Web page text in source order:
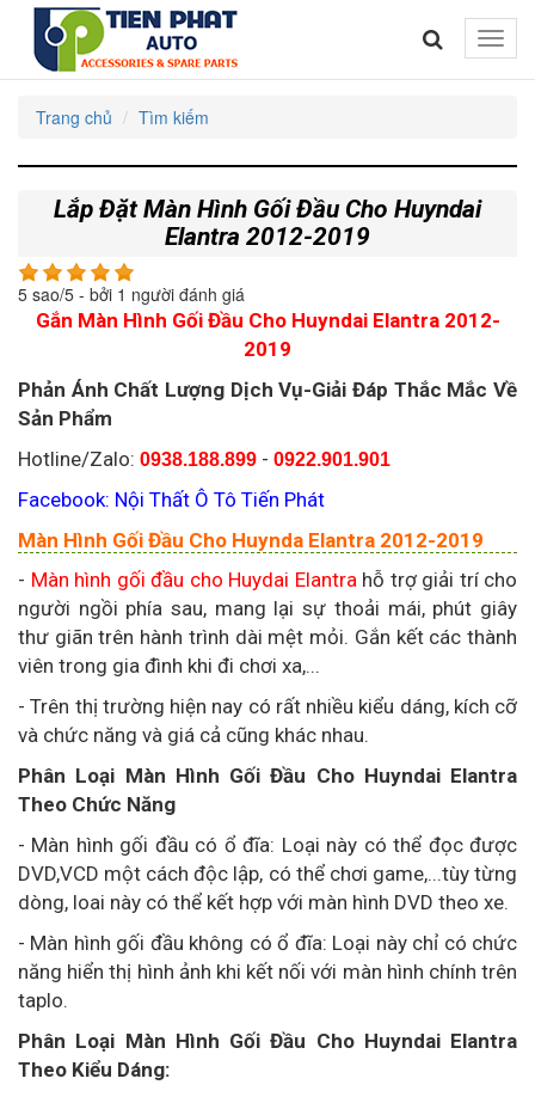
Toggle
Trang chủ Tìm kiếm
Lắp Đặt Màn Hình Gối Đầu Cho Huyndai
Elantra 2012-2019
5 sao/5 - bởi 1 người đánh giá
Gắn Màn Hình Gối Đầu Cho Huyndai Elantra 2012-
2019
Phản Ánh Chất Lượng Dịch Vụ-Giải Đáp Thắc Mắc Về
Sản Phẩm
Hotline/Zalo: 0938.188.899 - 0922.901.901
Facebook: Nội Thất Ô Tô Tiến Phát
Màn Hình Gối Đầu Cho Huynda Elantra 2012-2019
- Màn hình gối đầu cho Huydai Elantrahỗ trợ giải trí cho
người ngồi phía sau, mang lại sự thoải mái, phút giây
thư giãn trên hành trình dài mệt mỏi. Gắn kết các thành
viên trong gia đình khi đi chơi xa,...
- Trên thị trường hiện nay có rất nhiều kiểu dáng, kích cỡ
và chức năng và giá cả cũng khác nhau.
Phân Loại Màn Hình Gối Đầu Cho Huyndai Elantra
Theo Chức Năng
- Màn hình gối đầu có ổ đĩa: Loại này có thể đọc được
DVD,VCD một cách độc lập, có thể chơi game,...tùy từng
dòng, loai này có thể kết hợp với màn hình DVD theo xe.
- Màn hình gối đầu không có ổ đĩa: Loại này chỉ có chức
năng hiển thị hình ảnh khi kết nối với màn hình chính trên
taplo.
Phân Loại Màn Hình Gối Đầu Cho Huyndai Elantra
Theo Kiểu Dáng: